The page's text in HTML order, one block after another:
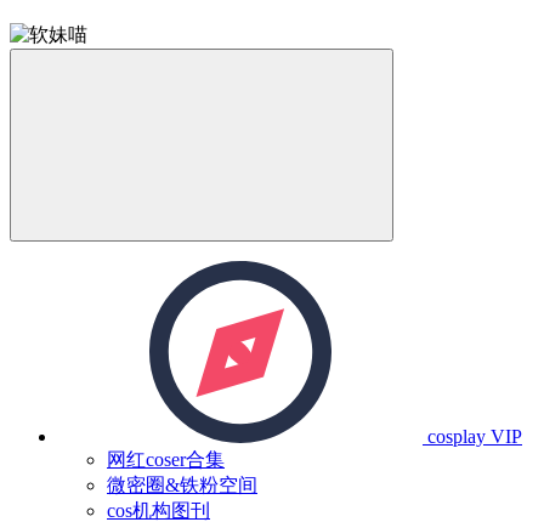
cosplay VIP
网红coser合集
微密圈&铁粉空间
cos机构图刊